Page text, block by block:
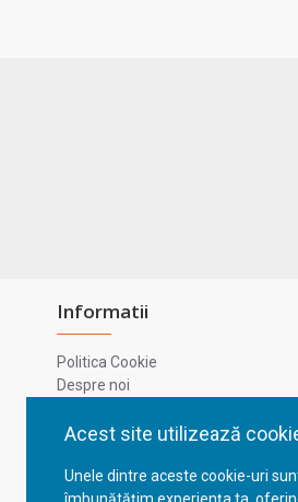
Acest site utilizează
Unele dintre aceste cookie-uri
Informatii
Politica Cookie
Despre noi
Confidentialitate
GDPR - Datele tale